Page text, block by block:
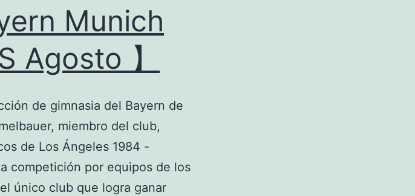
Munich
Agosto 】
de gimnasia del Bayern de
miembro del club,
de Los Ángeles 1984 -
competición por equipos de los
único club que logra ganar